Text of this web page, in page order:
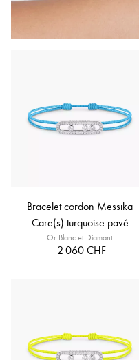
Bracelet cordon Messika
Care(s) turquoise pavé
Or Blanc et Diamant
2 060 CHF